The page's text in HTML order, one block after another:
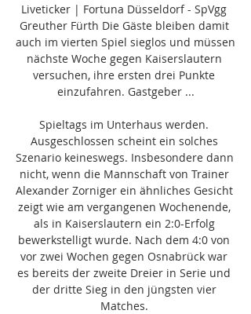
Liveticker | Fortuna Düsseldorf - SpVgg
Greuther Fürth Die Gäste bleiben damit
auch im vierten Spiel sieglos und müssen
nächste Woche gegen Kaiserslautern
versuchen, ihre ersten drei Punkte
einzufahren. Gastgeber ...
Spieltags im Unterhaus werden.
Ausgeschlossen scheint ein solches
Szenario keineswegs. Insbesondere dann
nicht, wenn die Mannschaft von Trainer
Alexander Zorniger ein ähnliches Gesicht
zeigt wie am vergangenen Wochenende,
als in Kaiserslautern ein 2:0-Erfolg
bewerkstelligt wurde. Nach dem 4:0 von
vor zwei Wochen gegen Osnabrück war
es bereits der zweite Dreier in Serie und
der dritte Sieg in den jüngsten vier
Matches.